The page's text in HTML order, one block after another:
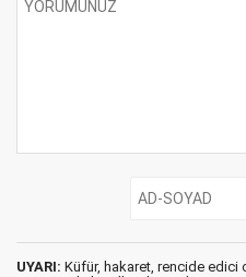
UYARI: Küfür, hakaret, rencide edici